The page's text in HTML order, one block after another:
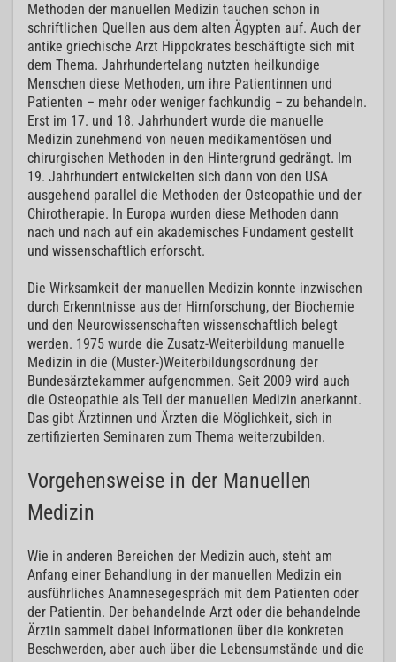
Methoden der manuellen Medizin tauchen schon in
schriftlichen Quellen aus dem alten Ägypten auf. Auch der
antike griechische Arzt Hippokrates beschäftigte sich mit
dem Thema. Jahrhundertelang nutzten heilkundige
Menschen diese Methoden, um ihre Patientinnen und
Patienten – mehr oder weniger fachkundig – zu behandeln.
Erst im 17. und 18. Jahrhundert wurde die manuelle
Medizin zunehmend von neuen medikamentösen und
chirurgischen Methoden in den Hintergrund gedrängt. Im
19. Jahrhundert entwickelten sich dann von den USA
ausgehend parallel die Methoden der Osteopathie und der
Chirotherapie. In Europa wurden diese Methoden dann
nach und nach auf ein akademisches Fundament gestellt
und wissenschaftlich erforscht.
Die Wirksamkeit der manuellen Medizin konnte inzwischen
durch Erkenntnisse aus der Hirnforschung, der Biochemie
und den Neurowissenschaften wissenschaftlich belegt
werden. 1975 wurde die Zusatz-Weiterbildung manuelle
Medizin in die (Muster-)Weiterbildungsordnung der
Bundesärztekammer aufgenommen. Seit 2009 wird auch
die Osteopathie als Teil der manuellen Medizin anerkannt.
Das gibt Ärztinnen und Ärzten die Möglichkeit, sich in
zertifizierten Seminaren zum Thema weiterzubilden.
Vorgehensweise in der Manuellen
Medizin
Wie in anderen Bereichen der Medizin auch, steht am
Anfang einer Behandlung in der manuellen Medizin ein
ausführliches Anamnesegespräch mit dem Patienten oder
der Patientin. Der behandelnde Arzt oder die behandelnde
Ärztin sammelt dabei Informationen über die konkreten
Beschwerden, aber auch über die Lebensumstände und die